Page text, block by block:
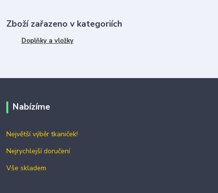
Zboží zařazeno v kategoriích
Doplňky a vložky
Nabízíme
Největší výběr tkaniček!
Nejrychlejší doručení
Vše skladem